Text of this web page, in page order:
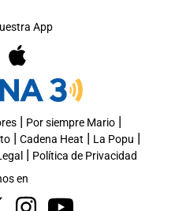
App
| Por siempre Mario|
| Cadena Heat | La Popu |
| Política de Privacidad
en